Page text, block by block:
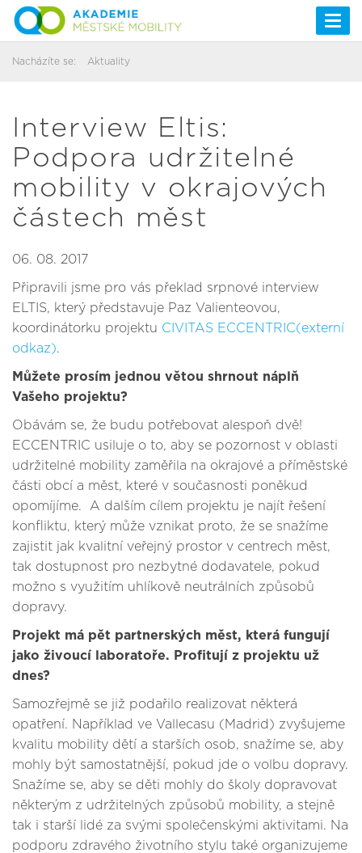
Nacházíte se: Aktuality
Interview Eltis:
Podpora udržitelné
mobility v okrajových
částech měst
06. 08. 2017
Připravili jsme pro vás překlad srpnové interview
ELTIS, který představuje Paz Valienteovou,
koordinátorku projektu CIVITAS ECCENTRIC(externí
odkaz).
Můžete prosím jednou větou shrnout náplň
Vašeho projektu?
Obávám se, že budu potřebovat alespoň dvě!
ECCENTRIC usiluje o to, aby se pozornost v oblasti
udržitelné mobility zaměřila na okrajové a příměstské
části obcí a měst, které v současnosti poněkud
opomíjíme. A dalším cílem projektu je najít řešení
konfliktu, který může vznikat proto, že se snažíme
zajistit jak kvalitní veřejný prostor v centrech měst,
tak dostupnost pro nezbytné dodavatele, pokud
možno s využitím uhlíkově neutrálních způsobů
dopravy.
Projekt má pět partnerských měst, která fungují
jako živoucí laboratoře. Profitují z projektu už
dnes?
Samozřejmě se již podařilo realizovat některá
opatření. Například ve Vallecasu (Madrid) zvyšujeme
kvalitu mobility dětí a starších osob, snažíme se, aby
mohly být samostatnější, pokud jde o volbu dopravy.
Snažíme se, aby se děti mohly do školy dopravovat
některým z udržitelných způsobů mobility, a stejně
tak i starší lidé za svými společenskými aktivitami. Na
podporu zdravého životního stylu také organizujeme